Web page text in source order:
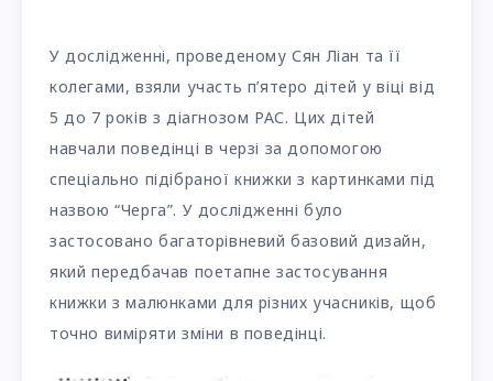
У дослідженні, проведеному Сян Ліан та її
колегами, взяли участь п’ятеро дітей у віці від
5 до 7 років з діагнозом РАС. Цих дітей
навчали поведінці в черзі за допомогою
спеціально підібраної книжки з картинками під
назвою “Черга”. У дослідженні було
застосовано багаторівневий базовий дизайн,
який передбачав поетапне застосування
книжки з малюнками для різних учасників, щоб
точно виміряти зміни в поведінці.